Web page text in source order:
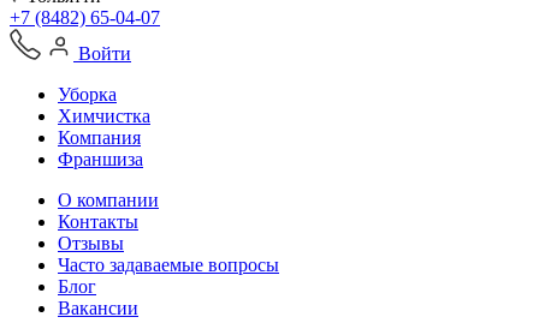
+7 (8482) 65-04-07
Войти
Уборка
Химчистка
Компания
Франшиза
О компании
Контакты
Отзывы
Часто задаваемые вопросы
Блог
Вакансии